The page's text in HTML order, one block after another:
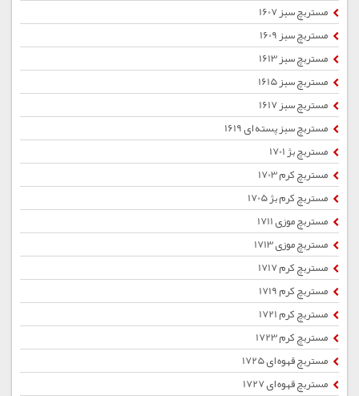
مستربچ سبز 1607
مستربچ سبز 1609
مستربچ سبز 1613
مستربچ سبز 1615
مستربچ سبز 1617
مستربچ سبز پسته ای 1619
مستربچ بژ 1701
مستربچ کرم 1703
مستربچ کرم بژ 1705
مستربچ موزی 1711
مستربچ موزی 1713
مستربچ کرم 1717
مستربچ کرم 1719
مستربچ کرم 1721
مستربچ کرم 1723
مستربچ قهوه ای 1725
مستربچ قهوه ای 1727